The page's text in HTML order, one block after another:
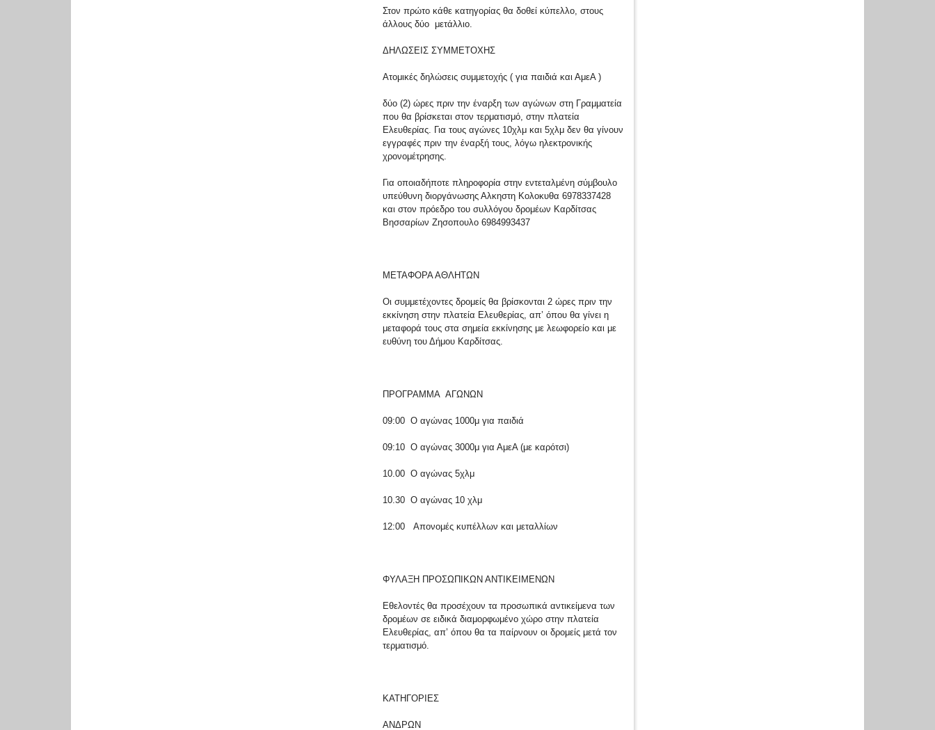
Στον πρώτο κάθε κατηγορίας θα δοθεί κύπελλο, στους
άλλους δύο μετάλλιο.
ΔΗΛΩΣΕΙΣ ΣΥΜΜΕΤΟΧΗΣ
Ατομικές δηλώσεις συμμετοχής ( για παιδιά και ΑμεΑ )
δύο (2) ώρες πριν την έναρξη των αγώνων στη Γραμματεία
που θα βρίσκεται στον τερματισμό, στην πλατεία
Ελευθερίας. Για τους αγώνες 10χλμ και 5χλμ δεν θα γίνουν
εγγραφές πριν την έναρξή τους, λόγω ηλεκτρονικής
χρονομέτρησης.
Για οποιαδήποτε πληροφορία στην εντεταλμένη σύμβουλο
υπεύθυνη διοργάνωσης Αλκηστη Κολοκυθα 6978337428
και στον πρόεδρο του συλλόγου δρομέων Καρδίτσας
Βησσαρίων Ζησοπουλο 6984993437
ΜΕΤΑΦΟΡΑ ΑΘΛΗΤΩΝ
Οι συμμετέχοντες δρομείς θα βρίσκονται 2 ώρες πριν την
εκκίνηση στην πλατεία Ελευθερίας, απ’ όπου θα γίνει η
μεταφορά τους στα σημεία εκκίνησης με λεωφορείο και με
ευθύνη του Δήμου Καρδίτσας.
ΠΡΟΓΡΑΜΜΑ ΑΓΩΝΩΝ
09:00 Ο αγώνας 1000μ για παιδιά
09:10 Ο αγώνας 3000μ για ΑμεΑ (με καρότσι)
10.00 Ο αγώνας 5χλμ
10.30 Ο αγώνας 10 χλμ
12:00 Απονομές κυπέλλων και μεταλλίων
ΦΥΛΑΞΗ ΠΡΟΣΩΠΙΚΩΝ ΑΝΤΙΚΕΙΜΕΝΩΝ
Εθελοντές θα προσέχουν τα προσωπικά αντικείμενα των
δρομέων σε ειδικά διαμορφωμένο χώρο στην πλατεία
Ελευθερίας, απ’ όπου θα τα παίρνουν οι δρομείς μετά τον
τερματισμό.
ΚΑΤΗΓΟΡΙΕΣ
ΑΝΔΡΩΝ